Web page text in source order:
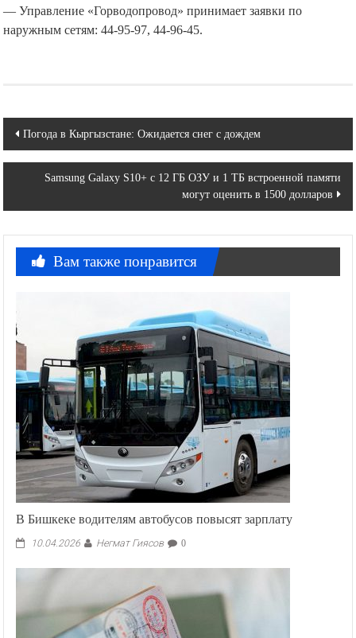
— Управление «Горводопровод» принимает заявки по
наружным сетям:​ 44-95-97, 44-96-45.​
Навигация
по
записям
Погода в Кыргызстане: Ожидается снег с дождем
Samsung Galaxy S10+ с 12 ГБ ОЗУ и 1 ТБ встроенной памяти
могут оценить в 1500 долларов
Вам также понравится
В Бишкеке водителям автобусов повысят зарплату
10.04.2026 Негмат Гиясов 0